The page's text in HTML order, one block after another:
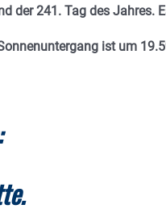
der 241. Tag des Jahres. E
ist um